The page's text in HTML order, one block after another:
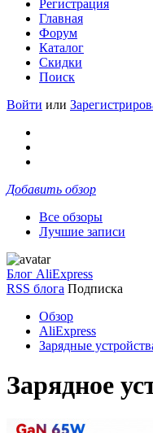
Регистрация
Главная
Форум
Каталог
Скидки
Поиск
Войти или
Добавить обзор
Все обзоры
Лучшие записи
Блог AliExpress
RSS блога Подписка
Обзор
AliExpress
Зарядные
Зарядное